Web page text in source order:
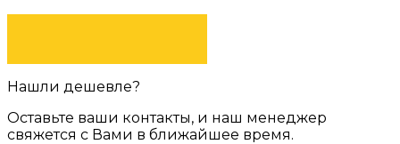
Нашли дешевле?
Оставьте ваши контакты, и наш менеджер
свяжется с Вами в ближайшее время.